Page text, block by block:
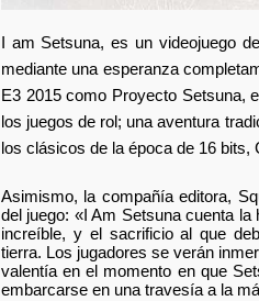
I am Setsuna, es un videojuego
mediante una esperanza
E3 2015 como Proyecto Setsuna,
los juegos de rol; una aventura
los clásicos de la época de 16 bits,
Asimismo, la compañía editora,
del juego: «I Am Setsuna cuenta
increíble, y el sacrificio al que
tierra. Los jugadores se verán
valentía en el momento en que
embarcarse en una travesía a la